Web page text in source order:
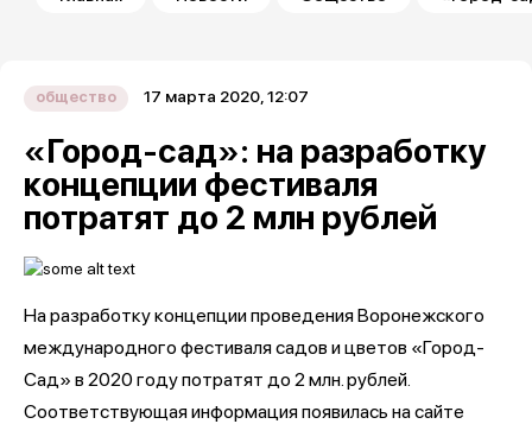
общество 17 марта 2020, 12:07
«Город-сад»: на разработку
концепции фестиваля
потратят до 2 млн рублей
На разработку концепции проведения Воронежского
международного фестиваля садов и цветов «Город-
Сад» в 2020 году потратят до 2 млн. рублей.
Соответствующая информация появилась на сайте